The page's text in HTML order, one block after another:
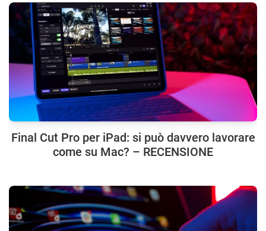
Final Cut Pro per iPad: si può davvero lavorare
come su Mac? – RECENSIONE